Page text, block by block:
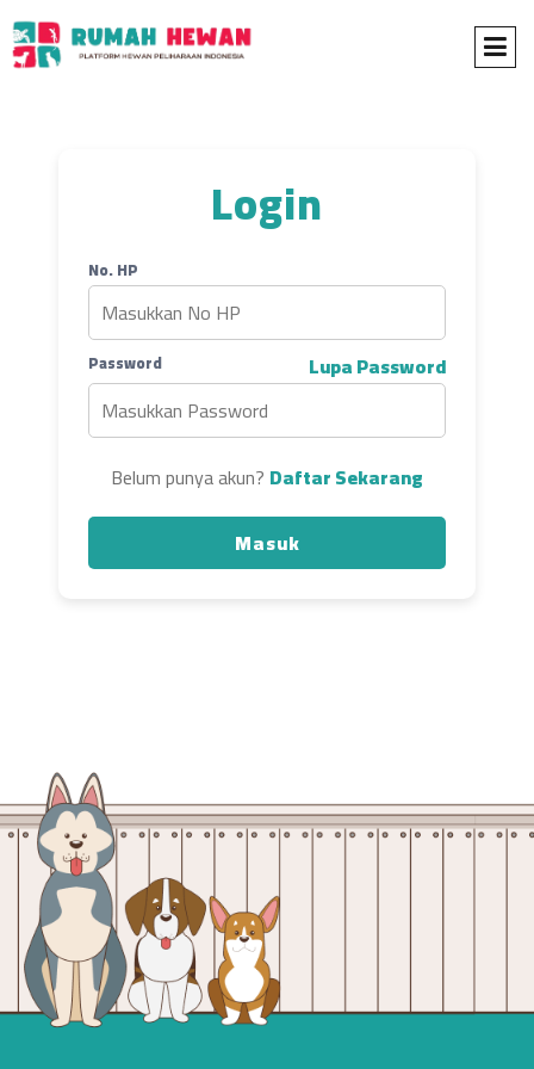
Login
No. HP
Password Lupa Password
Belum punya akun? Daftar Sekarang
Masuk